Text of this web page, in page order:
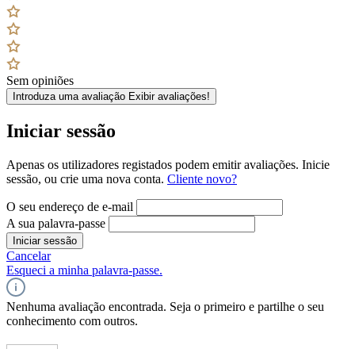
Sem opiniões
Introduza uma avaliação Exibir avaliações!
Iniciar sessão
Apenas os utilizadores registados podem emitir avaliações. Inicie
sessão, ou crie uma nova conta. Cliente novo?
O seu endereço de e-mail
A sua palavra-passe
Iniciar sessão
Cancelar
Esqueci a minha palavra-passe.
Nenhuma avaliação encontrada. Seja o primeiro e partilhe o seu
conhecimento com outros.